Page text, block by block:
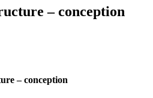
– conception
– conception